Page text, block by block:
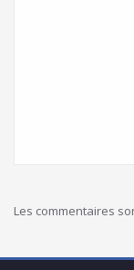
Les commentaires